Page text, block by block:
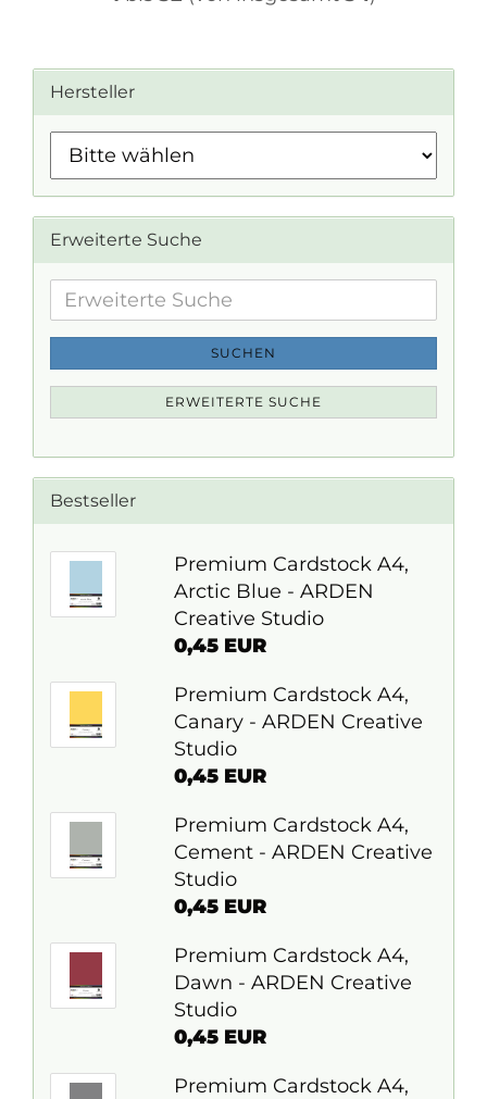
Hersteller
Erweiterte Suche
Erweiterte
Suche
SUCHEN
ERWEITERTE SUCHE
Bestseller
Premium Cardstock A4,
Arctic Blue - ARDEN
Creative Studio
0,45 EUR
Premium Cardstock A4,
Canary - ARDEN Creative
Studio
0,45 EUR
Premium Cardstock A4,
Cement - ARDEN Creative
Studio
0,45 EUR
Premium Cardstock A4,
Dawn - ARDEN Creative
Studio
0,45 EUR
Premium Cardstock A4,